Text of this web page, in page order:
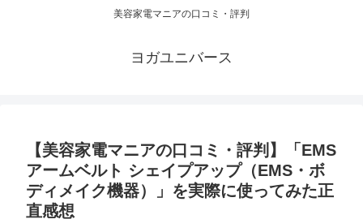
美容家電マニアの口コミ・評判
ヨガユニバース
【美容家電マニアの口コミ・評判】「EMS
アームベルト シェイプアップ（EMS・ボ
ディメイク機器）」を実際に使ってみた正
直感想